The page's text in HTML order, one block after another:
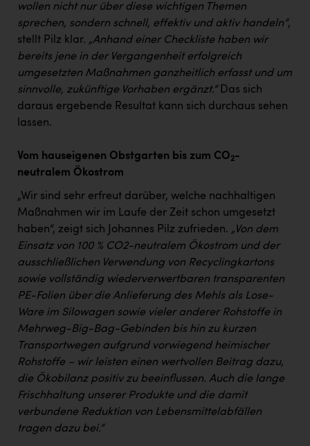
wollen nicht nur über diese wichtigen Themen
sprechen, sondern schnell, effektiv und aktiv handeln“,
stellt Pilz klar. „Anhand einer Checkliste haben wir
bereits jene in der Vergangenheit erfolgreich
umgesetzten Maßnahmen ganzheitlich erfasst und um
sinnvolle, zukünftige Vorhaben ergänzt.“Das sich
daraus ergebende Resultat kann sich durchaus sehen
lassen.
Vom hauseigenen Obstgarten bis zum CO2-
neutralem Ökostrom
„Wir sind sehr erfreut darüber, welche nachhaltigen
Maßnahmen wir im Laufe der Zeit schon umgesetzt
haben“, zeigt sich Johannes Pilz zufrieden. „Von dem
Einsatz von 100 % CO2-neutralem Ökostrom und der
ausschließlichen Verwendung von Recyclingkartons
sowie vollständig wiederverwertbaren transparenten
PE-Folien über die Anlieferung des Mehls als Lose-
Ware im Silowagen sowie vieler anderer Rohstoffe in
Mehrweg-Big-Bag-Gebinden bis hin zu kurzen
Transportwegen aufgrund vorwiegend heimischer
Rohstoffe – wir leisten einen wertvollen Beitrag dazu,
die Ökobilanz positiv zu beeinflussen. Auch die lange
Frischhaltung unserer Produkte und die damit
verbundene Reduktion von Lebensmittelabfällen
tragen dazu bei.“